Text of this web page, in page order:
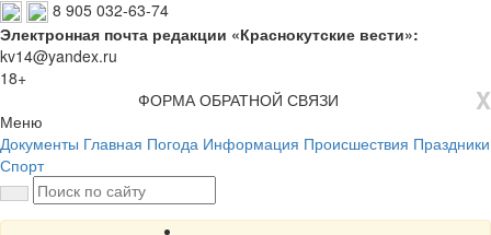
8 905 032-63-74
Электронная почта редакции «Краснокутские вести»:
kv14@yandex.ru
18+
X
ФОРМА ОБРАТНОЙ СВЯЗИ
Меню
Документы Главная Погода Информация Происшествия Праздники
Спорт